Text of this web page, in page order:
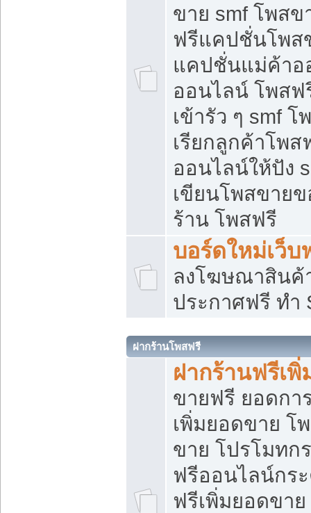
ขาย smf โพส
ฟรีแคปชั่นโพส
แคปชั่นแม่ค้า
ออนไลน์ โพสฟ
เข้ารัว ๆ smf
เรียกลูกค้าโพส
ออนไลน์ให้ปัง
เขียนโพสขาย
ร้าน โพสฟรี
บอร์ดใหม่เว็บ
ลงโฆษณาสิน
ประกาศฟรี ทำ
ฝากร้านโพสฟรี
ฝากร้านฟรีเ
ขายฟรี ยอดกา
เพิ่มยอดขาย โ
ขาย โปรโมทก
ฟรีออนไลน์กร
ฟรีเพิ่มยอดขา